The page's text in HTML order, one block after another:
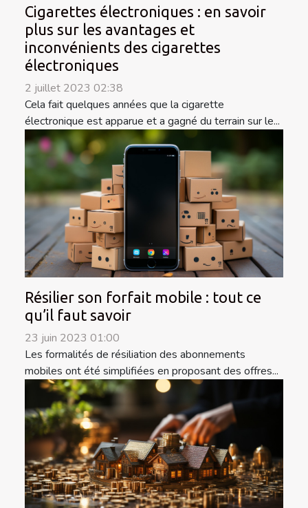
Cigarettes électroniques : en savoir
plus sur les avantages et
inconvénients des cigarettes
électroniques
2 juillet 2023 02:38
Cela fait quelques années que la cigarette
électronique est apparue et a gagné du terrain sur le...
Résilier son forfait mobile : tout ce
qu’il faut savoir
23 juin 2023 01:00
Les formalités de résiliation des abonnements
mobiles ont été simplifiées en proposant des offres...